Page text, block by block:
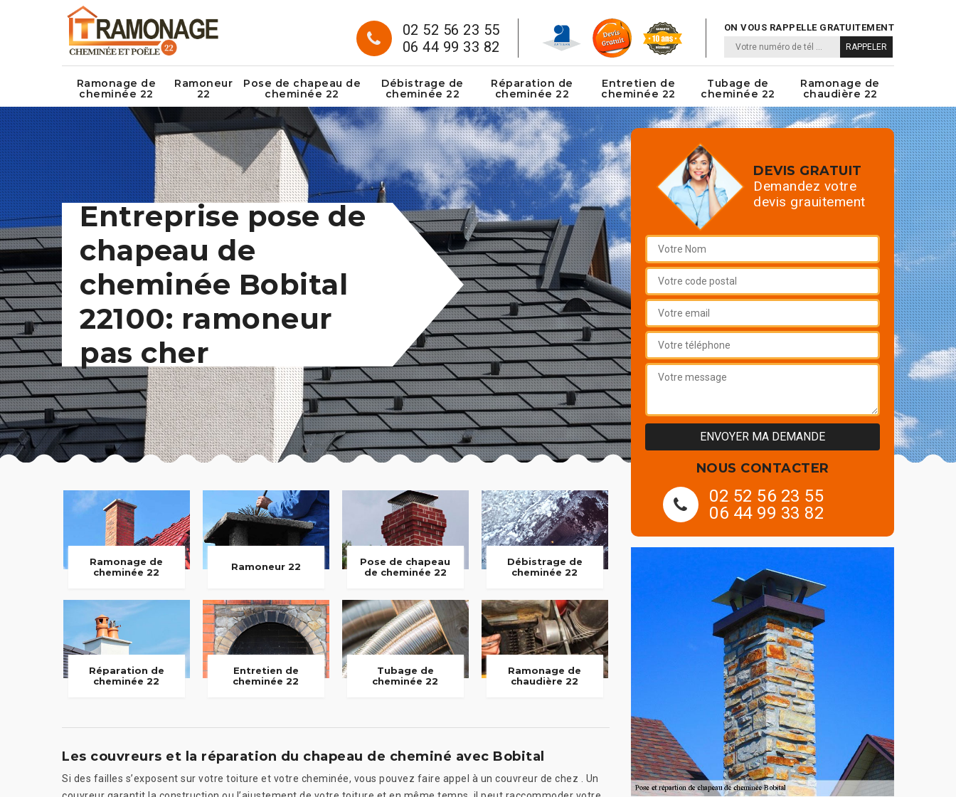
02 52 56 23 55
06 44 99 33 82
ON VOUS RAPPELLE GRATUITEMENT
Ramonage de
cheminée 22
Ramoneur
22
Pose de chapeau de
cheminée 22
Débistrage de
cheminée 22
Réparation de
cheminée 22
Entretien de
cheminée 22
Tubage de
cheminée 22
Ramonage de
chaudière 22
Entreprise pose de
chapeau de
cheminée Bobital
22100: ramoneur
pas cher
Ramonage de
cheminée 22
Ramoneur 22
Pose de chapeau
de cheminée 22
Débistrage de
cheminée 22
Réparation de
cheminée 22
Entretien de
cheminée 22
Tubage de
cheminée 22
Ramonage de
chaudière 22
Les couvreurs et la réparation du chapeau de cheminé avec Bobital
Si des failles s’exposent sur votre toiture et votre cheminée, vous pouvez faire appel à un couvreur de chez . Un
DEVIS GRATUIT
Demandez votre
devis grauitement
NOUS CONTACTER
02 52 56 23 55
06 44 99 33 82